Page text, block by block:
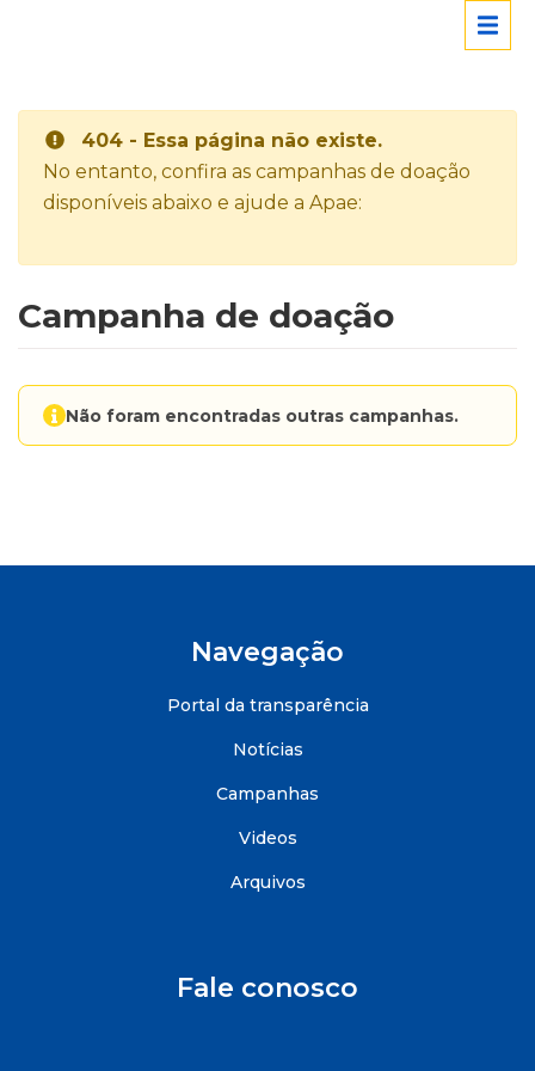
404 - Essa página não existe.
No entanto, confira as campanhas de doação
disponíveis abaixo e ajude a Apae:
Campanha de doação
Não foram encontradas outras campanhas.
Navegação
Portal da transparência
Notícias
Campanhas
Videos
Arquivos
Fale conosco